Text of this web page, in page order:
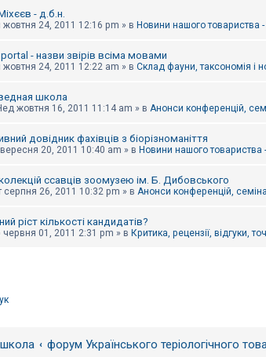
- д.б.н.
жовтня 24, 2011 12:16 pm » в Новини нашого товариства
portal - назви звірів всіма мовами
жовтня 24, 2011 12:22 am » в Склад фауни, таксономія і
школа
жовтня 16, 2011 11:14 am » в Анонси конференцій,
довідник фахівців з біорізноманіття
вересня 20, 2011 10:40 am » в Новини нашого
ссавців зоомузею ім. Б. Дибовського
серпня 26, 2011 10:32 pm » в Анонси конференцій,
ріст кількості кандидатів?
червня 01, 2011 2:31 pm » в Критика, рецензії, відгуки,
школа форум Українського теріологічного